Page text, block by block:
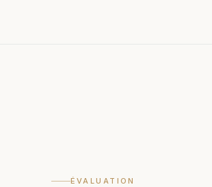
ÉVALUATION